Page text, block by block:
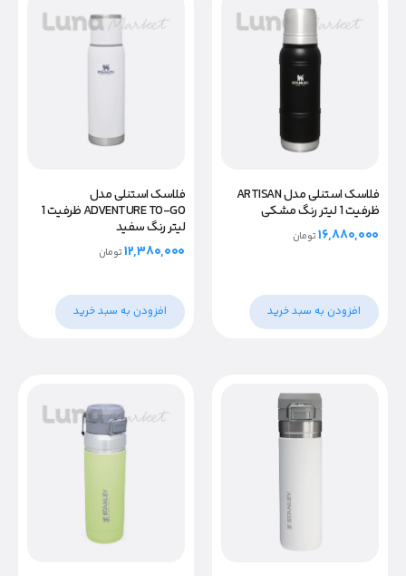
فلاسک استنلی مدل ARTISAN
ظرفیت 1 لیتر رنگ مشکی
۱۶,۸۸۰,۰۰۰تومان
افزودن به سبد خرید
فلاسک استنلی مدل
ADVENTURE TO-GO ظرفیت 1
لیتر رنگ سفید
۱۲,۳۸۰,۰۰۰تومان
افزودن به سبد خرید